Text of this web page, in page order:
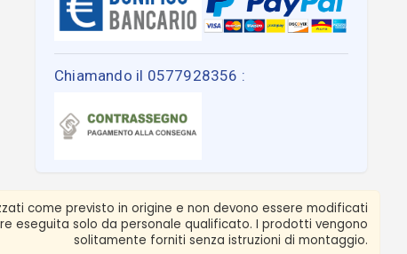
Chiamando il 0577928356 :
come previsto in origine e non devono essere modificati
eseguita solo da personale qualificato. I prodotti vengono
solitamente forniti senza istruzioni di montaggio.